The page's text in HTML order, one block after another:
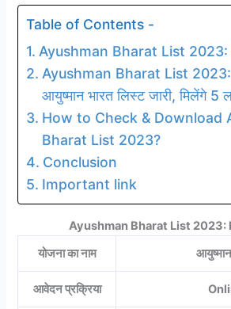
Table of Contents -
Ayushman Bharat List
Ayushman Bharat List 2023:
आयुष्मान भारत लिस्ट जारी, मिलेंगे 5
How to Check & Download
Bharat List 2023?
Conclusion
Important link
Ayushman Bharat List 2023:
योजना का नाम
आवेदन प्रक्रिया